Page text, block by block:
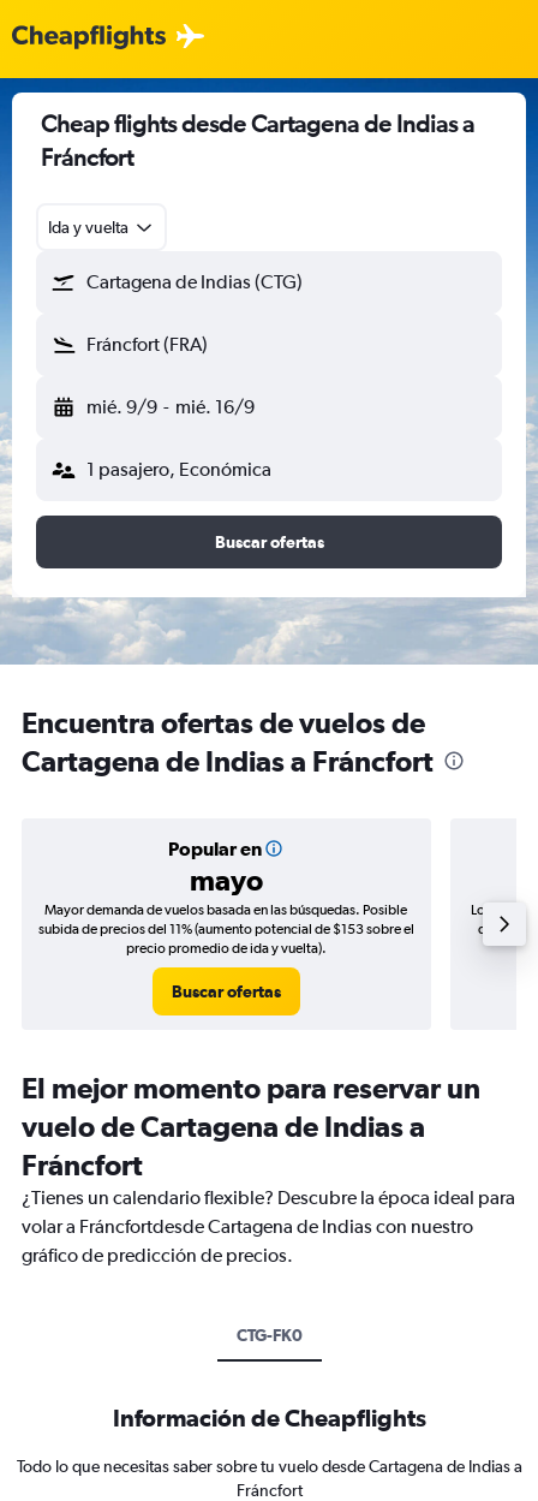
Cheap flights desde Cartagena de Indias a
Fráncfort
Ida y vuelta
Cartagena de Indias (CTG)
Fráncfort (FRA)
mié. 9/9 - mié. 16/9
1 pasajero, Económica
Buscar ofertas
Encuentra ofertas de vuelos de
Cartagena de Indias a Fráncfort
Popular en
mayo
Mayor demanda de vuelos basada en las búsquedas. Posible
subida de precios del 11% (aumento potencial de $153 sobre el
precio promedio de ida y vuelta).
Buscar ofertas
Los
de
El mejor momento para reservar un
vuelo de Cartagena de Indias a
Fráncfort
¿Tienes un calendario flexible? Descubre la época ideal para
volar a Fráncfortdesde Cartagena de Indias con nuestro
gráfico de predicción de precios.
CTG-FK0
Información de Cheapflights
Todo lo que necesitas saber sobre tu vuelo desde Cartagena de Indias a
Fráncfort